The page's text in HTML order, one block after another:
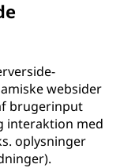
websider
brugerinput
interaktion med
oplysninger